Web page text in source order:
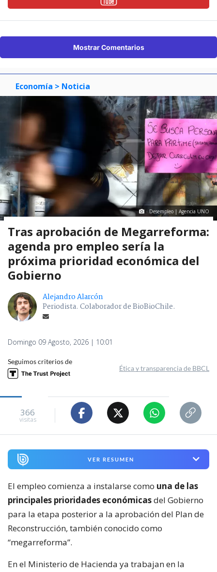
Mostrar Comentarios
Economía > Noticia
Desempleo | Agencia UNO
Tras aprobación de Megarreforma:
agenda pro empleo sería la
próxima prioridad económica del
Gobierno
Alejandro Alarcón
Periodista. Colaborador de BioBioChile.
Domingo 09 Agosto, 2026 | 10:01
Seguimos criterios de
Ética y transparencia de BBCL
366
visitas
VER RESUMEN
El empleo comienza a instalarse como una de las
principales prioridades económicasdel Gobierno
para la etapa posterior a la aprobación del Plan de
Reconstrucción, también conocido como
“megarreforma”.
En el Ministerio de Hacienda ya trabajan en la